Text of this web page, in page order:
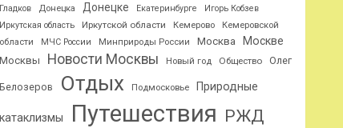
Гладков
Донецка Донецке Екатеринбурге
Игорь Кобзев
Иркутская область
Иркутской области Кемерово
Кемеровской
области
МЧС России Минприроды России Москва Москве
Москвы Новости Москвы Новый год Общество Олег
Белозеров Отдых Подмосковье Природные
катаклизмы Путешествия РЖД